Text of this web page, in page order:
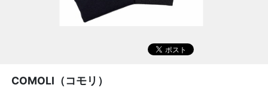
COMOLI（コモリ）